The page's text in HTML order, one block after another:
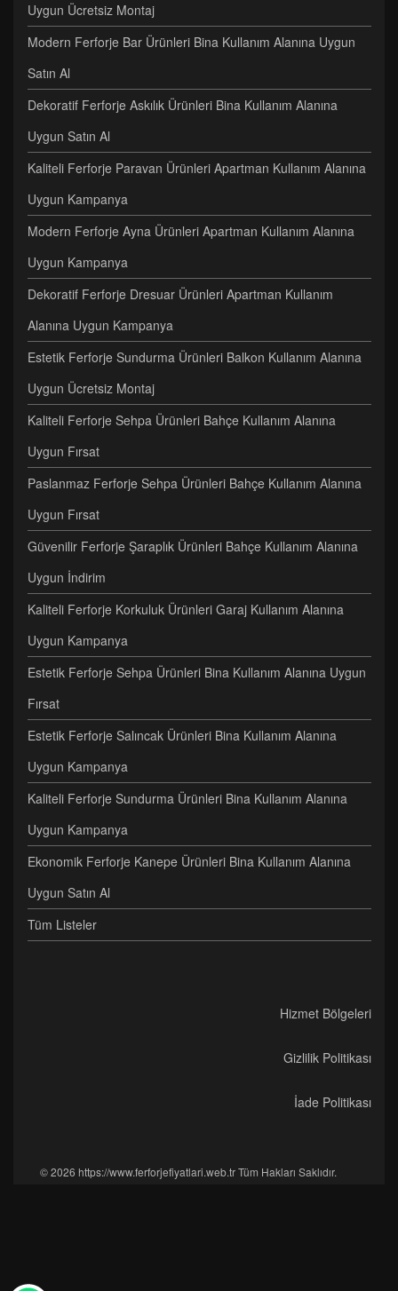
Uygun Ücretsiz Montaj
Modern Ferforje Bar Ürünleri Bina Kullanım Alanına Uygun
Satın Al
Dekoratif Ferforje Askılık Ürünleri Bina Kullanım Alanına
Uygun Satın Al
Kaliteli Ferforje Paravan Ürünleri Apartman Kullanım Alanına
Uygun Kampanya
Modern Ferforje Ayna Ürünleri Apartman Kullanım Alanına
Uygun Kampanya
Dekoratif Ferforje Dresuar Ürünleri Apartman Kullanım
Alanına Uygun Kampanya
Estetik Ferforje Sundurma Ürünleri Balkon Kullanım Alanına
Uygun Ücretsiz Montaj
Kaliteli Ferforje Sehpa Ürünleri Bahçe Kullanım Alanına
Uygun Fırsat
Paslanmaz Ferforje Sehpa Ürünleri Bahçe Kullanım Alanına
Uygun Fırsat
Güvenilir Ferforje Şaraplık Ürünleri Bahçe Kullanım Alanına
Uygun İndirim
Kaliteli Ferforje Korkuluk Ürünleri Garaj Kullanım Alanına
Uygun Kampanya
Estetik Ferforje Sehpa Ürünleri Bina Kullanım Alanına Uygun
Fırsat
Estetik Ferforje Salıncak Ürünleri Bina Kullanım Alanına
Uygun Kampanya
Kaliteli Ferforje Sundurma Ürünleri Bina Kullanım Alanına
Uygun Kampanya
Ekonomik Ferforje Kanepe Ürünleri Bina Kullanım Alanına
Uygun Satın Al
Tüm Listeler
Hizmet Bölgeleri
Gizlilik Politikası
İade Politikası
© 2026 https://www.ferforjefiyatlari.web.tr Tüm Hakları Saklıdır.